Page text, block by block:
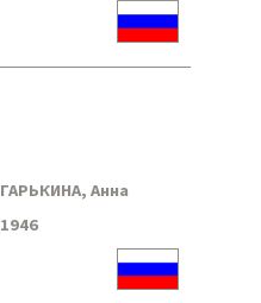
ГАРЬКИНА, Анна
1946